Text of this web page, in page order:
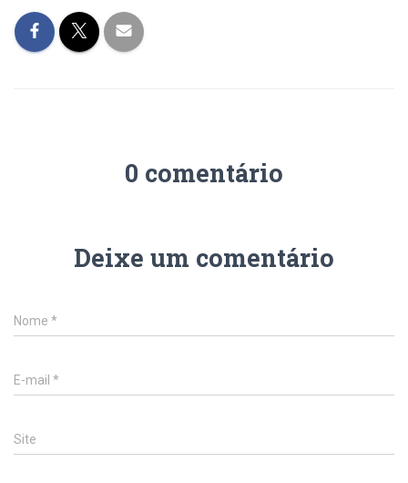
0 comentário
Deixe um comentário
Nome *
E-mail *
Site